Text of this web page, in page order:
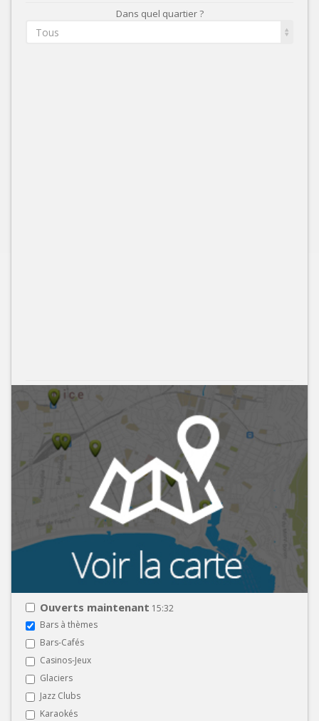
Dans quel quartier ?
Tous
Ouverts maintenant 15:32
Bars à thèmes
Bars-Cafés
Casinos-Jeux
Glaciers
Jazz Clubs
Karaokés